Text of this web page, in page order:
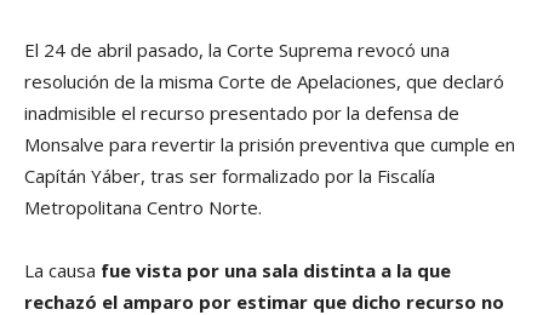
El 24 de abril pasado, la Corte Suprema revocó una
resolución de la misma Corte de Apelaciones, que declaró
inadmisible el recurso presentado por la defensa de
Monsalve para revertir la prisión preventiva que cumple en
Capítán Yáber, tras ser formalizado por la Fiscalía
Metropolitana Centro Norte.
La causa fue vista por una sala distinta a la que
rechazó el amparo por estimar que dicho recurso no